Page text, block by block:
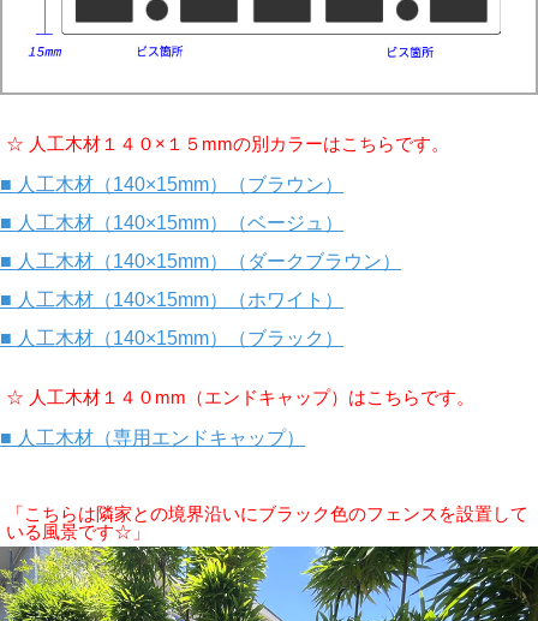
☆ 人工木材１４０×１５mmの別カラーはこちらです。
■ 人工木材（140×15mm）（ブラウン）
■ 人工木材（140×15mm）（ベージュ）
■ 人工木材（140×15mm）（ダークブラウン）
■ 人工木材（140×15mm）（ホワイト）
■ 人工木材（140×15mm）（ブラック）
☆ 人工木材１４０mm（エンドキャップ）はこちらです。
■ 人工木材（専用エンドキャップ）
「こちらは隣家との境界沿いにブラック色のフェンスを設置して
いる風景です☆」